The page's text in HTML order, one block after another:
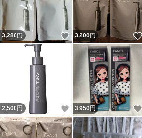
3,280円 いいね！
3,200円
2,500 円 いいね！
3,950円